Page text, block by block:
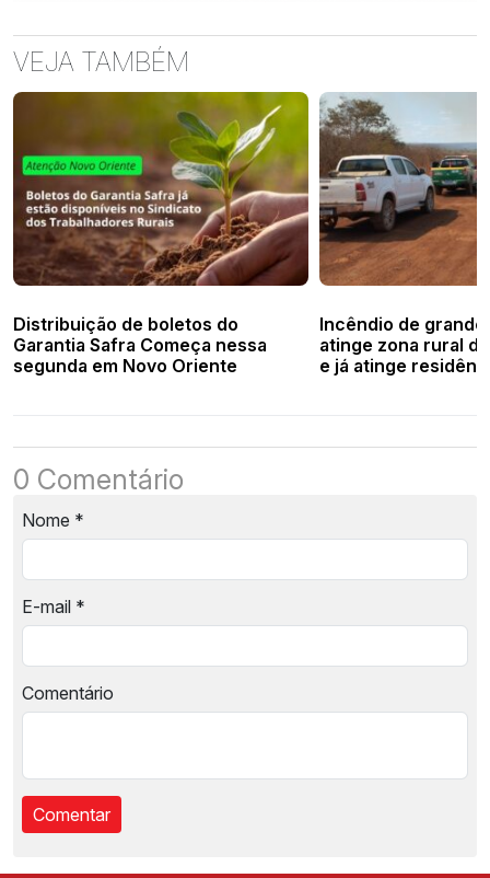
VEJA TAMBÉM
Distribuição de boletos do
Garantia Safra Começa nessa
segunda em Novo Oriente
Incêndio de
atinge zona rural
e já atinge
0 Comentário
Nome *
E-mail *
Comentário